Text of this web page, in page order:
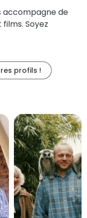
accompagne de
Soyez
profils !